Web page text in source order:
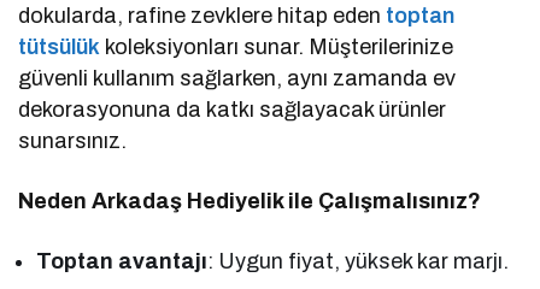
dokularda, rafine zevklere hitap eden toptan
tütsülük koleksiyonları sunar. Müşterilerinize
güvenli kullanım sağlarken, aynı zamanda ev
dekorasyonuna da katkı sağlayacak ürünler
sunarsınız.
Neden Arkadaş Hediyelik ile Çalışmalısınız?
Toptan avantajı: Uygun fiyat, yüksek kar marjı.